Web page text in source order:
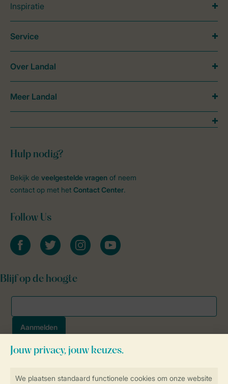
Inspiratie
Hulp nodig?
Bekijk de veelgestelde vragen of neem
contact op met het Contact Center.
Follow Us
facebooktwitter instagramyoutube
Blijf op de hoogte
Service
Over Landal
Meer Landal